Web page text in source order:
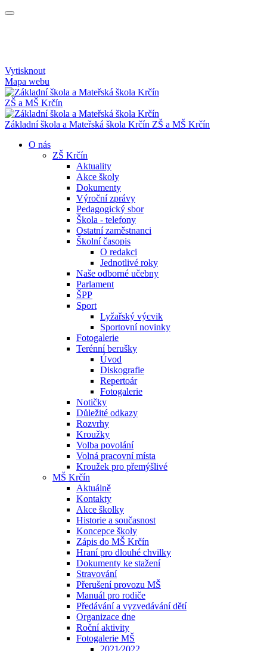
Vytisknout
Mapa webu
ZŠ a MŠ Krčín
Základní škola a Mateřská škola Krčín ZŠ a MŠ Krčín
O nás
ZŠ Krčín
Aktuality
Akce školy
Dokumenty
Výroční zprávy
Pedagogický sbor
Škola - telefony
Ostatní zaměstnanci
Školní časopis
O redakci
Jednotlivé roky
Naše odborné učebny
Parlament
ŠPP
Sport
Lyžařský výcvik
Sportovní novinky
Fotogalerie
Terénní berušky
Úvod
Diskografie
Repertoár
Fotogalerie
Notičky
Důležité odkazy
Rozvrhy
Kroužky
Volba povolání
Volná pracovní místa
Kroužek pro přemýšlivé
MŠ Krčín
Aktuálně
Kontakty
Akce školky
Historie a současnost
Koncepce školy
Zápis do MŠ Krčín
Hraní pro dlouhé chvilky
Dokumenty ke stažení
Stravování
Přerušení provozu MŠ
Manuál pro rodiče
Předávání a vyzvedávání dětí
Organizace dne
Roční aktivity
Fotogalerie MŠ
2021⁄2022